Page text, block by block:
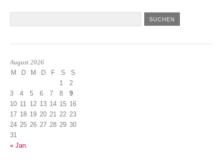
August 2026
M D M D F S
S
1
2
3
4 5 6 7 8
9
10 11 12 13 14 15 16
17 18 19 20 21 22 23
24 25 26 27 28 29 30
31
« Jan.